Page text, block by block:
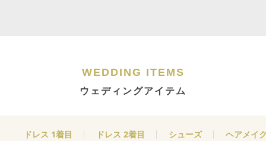
WEDDING ITEMS
ウェディングアイテム
ドレス 1着目 ドレス 2着目 シューズ ヘアメイ